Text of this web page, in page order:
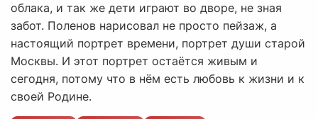
облака, и так же дети играют во дворе, не зная
забот. Поленов нарисовал не просто пейзаж, а
настоящий портрет времени, портрет души старой
Москвы. И этот портрет остаётся живым и
сегодня, потому что в нём есть любовь к жизни и к
своей Родине.